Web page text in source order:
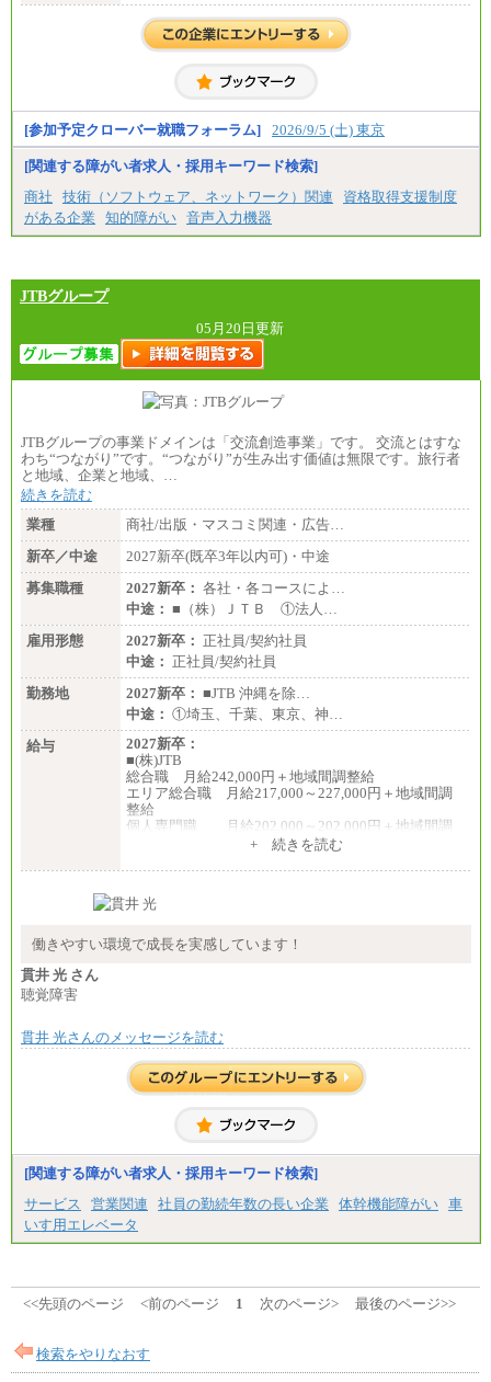
月給 200,000円～250,000円
入社時の処遇は経験・能力を考慮の上、当社規程に
より決定します。
お伝えします。
[参加予定クローバー就職フォーラム] 2026/9/5 (土) 東京
[関連する障がい者求人・採用キーワード検索]
商社
技術（ソフトウェア、ネットワーク）関連
資格取得支援制度
がある企業
知的障がい 音声入力機器
JTBグループ
05月20日更新
JTBグループの事業ドメインは「交流創造事業」です。 交流とはすな
わち“つながり”です。“つながり”が生み出す価値は無限です。旅行者
と地域、企業と地域、…
続きを読む
業種
商社/出版・マスコミ関連・広告…
新卒／中途
2027新卒(既卒3年以内可)・中途
募集職種
2027新卒： 各社・各コースによ…
中途： ■（株）ＪＴＢ ①法人…
雇用形態
2027新卒： 正社員/契約社員
中途： 正社員/契約社員
勤務地
2027新卒： ■JTB 沖縄を除…
中途： ①埼玉、千葉、東京、神…
給与
2027新卒：
■(株)JTB
総合職 月給242,000円＋地域間調整給
エリア総合職 月給217,000～227,000円＋地域間調
整給
個人専門職 月給202,000～202,000円＋地域間調
総合職 月給208,000～235,000円
※詳細はJTBキャリアサイトよりご確認ください。
総合職 月給220,000～230,000円＋地域間調整給
整給
※詳細はJTBキャリアサイトよりご確認ください。
■(株)JTBコミュニケーションデザイン
総合職 月給230,000円
みなし残業手当：20,000円（一律支給）※みなし
残業手当の残業時間は10.43時間。
間に応じて、時間外手当等を支給。
エリアサポート職 月給188,000円
■（株）JTBグローバルマーケティング＆トラベル
給
※詳細はJTBキャリアサイトよりご確認ください。
+ 続きを読む
働きやすい環境で成長を実感しています！
貫井 光 さん
聴覚障害
貫井 光さんのメッセージを読む
[関連する障がい者求人・採用キーワード検索]
サービス
営業関連 社員の勤続年数の長い企業 体幹機能障がい 車
いす用エレベータ
<<先頭のページ <前のページ 1 次のページ> 最後のページ>>
検索をやりなおす